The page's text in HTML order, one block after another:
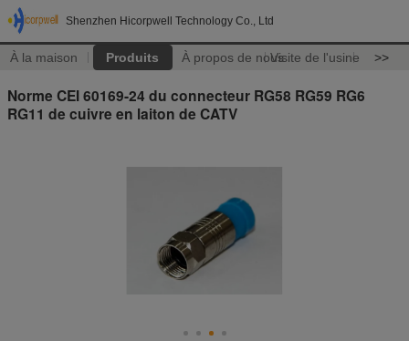
Shenzhen Hicorpwell Technology Co., Ltd
À la maison Produits À propos de nousVisite de l'usine >>
Norme CEI 60169-24 du connecteur RG58 RG59 RG6
RG11 de cuivre en laiton de CATV